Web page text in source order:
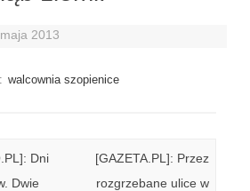
2013
walcownia szopienice
Dni
Dwie
[GAZETA.PL]: Przez
rozgrzebane ulice w